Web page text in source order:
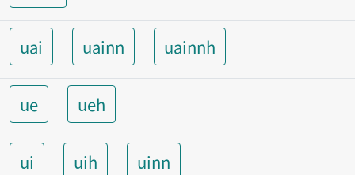
uai uainn uainnh
ue ueh
ui uih uinn